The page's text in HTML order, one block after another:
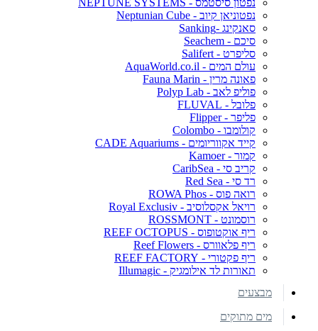
נפטוניאן קיוב - Neptunian Cube
סאנקינג -Sanking
סיכם - Seachem
סליפרט - Salifert
עולם המים - AquaWorld.co.il
פאונה מרין - Fauna Marin
פוליפ לאב - Polyp Lab
פלובל - FLUVAL
פליפר - Flipper
קולומבו - Colombo
קייד אקווריומים - CADE Aquariums
קמור - Kamoer
קריב סי - CaribSea
רד סי - Red Sea
רואה פוס - ROWA Phos
רויאל אקסלוסיב - Royal Exclusiv
רוסמונט - ROSSMONT
ריף אוקטופוס - REEF OCTOPUS
ריף פלאוורס - Reef Flowers
ריף פקטורי - REEF FACTORY
תאורות לד אילומגיק - Illumagic
מבצעים
מים מתוקים